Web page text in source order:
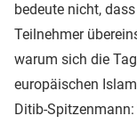
bedeute nicht,
Teilnehmer
warum sich die
europäischen
Ditib-